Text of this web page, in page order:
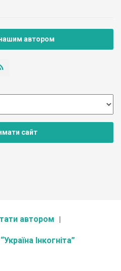
автором
сайт
автором
Інкогніта”